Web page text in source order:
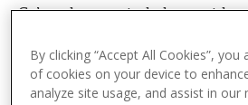
Colorado, una ciudad conocida
natural agreste.
Desde el centro de la ciudad de
By clicking “Accept All Cookies”,
of cookies on your device to
analyze site usage, and assist in our